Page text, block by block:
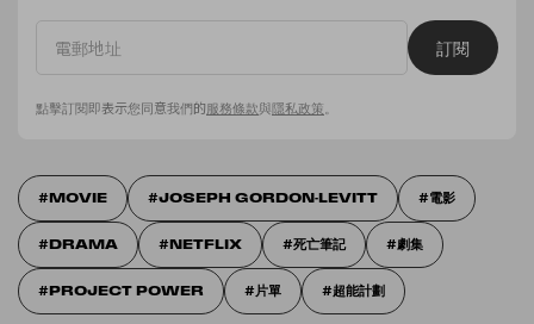
訂閱
點擊訂閱即表示您同意我們的服務條款與隱私政策
MOVIE JOSEPH GORDON-LEVITT 電影
DRAMA NETFLIX 死亡筆記 劇集
PROJECT POWER 片單 超能計劃